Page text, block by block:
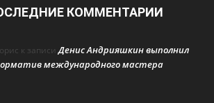
КОММЕНТАРИИ
к записиДенис Андрияшкин выполнил
международного мастера